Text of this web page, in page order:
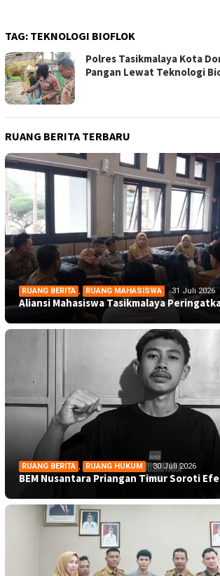
TAG: TEKNOLOGI BIOFLOK
Polres Tasikmalaya Kota
Pangan Lewat Teknologi
RUANG BERITA TERBARU
RUANG BERITA , RUANG MAHASISWA 31 Juli 2026
Aliansi Mahasiswa Tasikmalaya
RUANG BERITA , RUANG HUKUM 30 Juli 2026
BEM Nusantara Priangan Timur Soroti